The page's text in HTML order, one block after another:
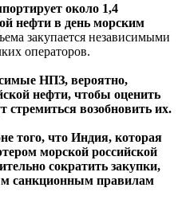
около 1,4
нефти в день морским
закупается независимыми
операторов.
НПЗ, вероятно,
нефти, чтобы оценить
стремиться возобновить их.
того, что Индия, которая
морской российской
сократить закупки,
санкционным правилам